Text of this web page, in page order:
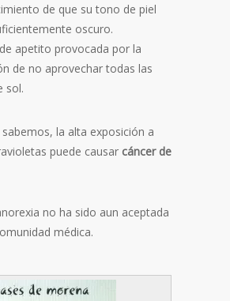
de que su tono de piel
oscuro.
apetito provocada por la
de no aprovechar todas las
sol.
la alta exposición a
puede causar cáncer de
no ha sido aun aceptada
médica.